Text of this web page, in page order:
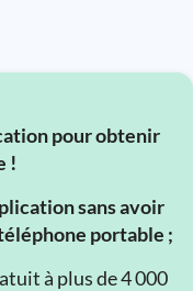
pour obtenir
!
sans avoir
portable ;
à plus de 4 000